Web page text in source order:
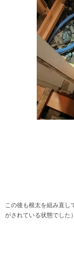
この後も根太を組み直
がされている状態でした）